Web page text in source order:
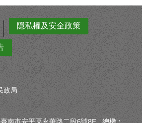
隱私權及安全政策
政局
南市安平區永華路二段6號8F 總機︰